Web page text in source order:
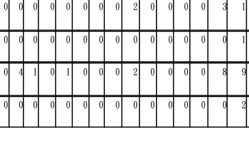
0 0 0 3
0
0 1
0 0 0 0 2 0 0 0
0 0 0 0
0
0 1
0 0 0 0 0 0 0 0
0 1 0 8
1
0 9
4 0 0 0 2 0 0 0
0 0 0 0
0
0 2
0 0 0 0 0 0 0 0